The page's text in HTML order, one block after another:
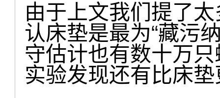
由于上文我们提了
认床垫是最为“藏污
守估计也有数十万
实验发现还有比床